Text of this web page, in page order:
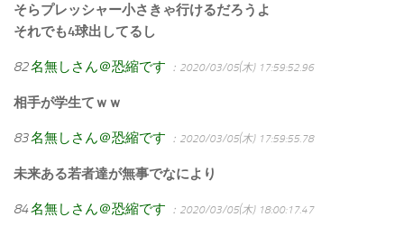
そらプレッシャー小さきゃ行けるだろうよ
それでも4球出してるし
82名無しさん＠恐縮です ：2020/03/05(木) 17:59:52.96
相手が学生てｗｗ
83名無しさん＠恐縮です ：2020/03/05(木) 17:59:55.78
未来ある若者達が無事でなにより
84名無しさん＠恐縮です ：2020/03/05(木) 18:00:17.47